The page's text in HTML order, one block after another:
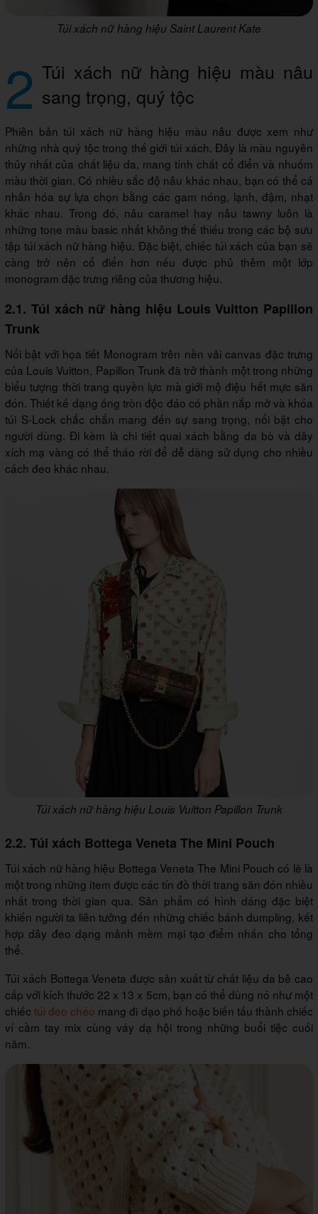
Túi xách nữ hàng hiệu Saint Laurent Kate
2 Túi xách nữ hàng hiệu màu nâu
sang trọng, quý tộc
Phiên bản túi xách nữ hàng hiệu màu nâu được xem như
những nhà quý tộc trong thế giới túi xách. Đây là màu nguyên
thủy nhất của chất liệu da, mang tính chất cổ điển và nhuốm
màu thời gian. Có nhiều sắc độ nâu khác nhau, bạn có thể cá
nhân hóa sự lựa chọn bằng các gam nóng, lạnh, đậm, nhạt
khác nhau. Trong đó, nâu caramel hay nâu tawny luôn là
những tone màu basic nhất không thể thiếu trong các bộ sưu
tập túi xách nữ hàng hiệu. Đặc biệt, chiếc túi xách của bạn sẽ
càng trở nên cổ điển hơn nếu được phủ thêm một lớp
monogram đặc trưng riêng của thương hiệu.
2.1. Túi xách nữ hàng hiệu Louis Vuitton Papillon
Trunk
Nổi bật với họa tiết Monogram trên nền vải canvas đặc trưng
của Louis Vuitton, Papillon Trunk đã trở thành một trong những
biểu tượng thời trang quyền lực mà giới mộ điệu hết mực săn
đón. Thiết kế dạng ống tròn độc đáo có phần nắp mở và khóa
túi S-Lock chắc chắn mang đến sự sang trọng, nổi bật cho
người dùng. Đi kèm là chi tiết quai xách bằng da bò và dây
xích mạ vàng có thể tháo rời để dễ dàng sử dụng cho nhiều
cách đeo khác nhau.
Túi xách nữ hàng hiệu Louis Vuitton Papillon Trunk
2.2. Túi xách Bottega Veneta The Mini Pouch
Túi xách nữ hàng hiệu Bottega Veneta The Mini Pouch có lẽ là
một trong những item được các tín đồ thời trang săn đón nhiều
nhất trong thời gian qua. Sản phẩm có hình dáng đặc biệt
khiến người ta liên tưởng đến những chiếc bánh dumpling, kết
hợp dây đeo dạng mảnh mềm mại tạo điểm nhấn cho tổng
thể.
Túi xách Bottega Veneta được sản xuất từ chất liệu da bê cao
cấp với kích thước 22 x 13 x 5cm, bạn có thể dùng nó như một
chiếctúi đeo chéo mang đi dạo phố hoặc biến tấu thành chiếc
ví cầm tay mix cùng váy dạ hội trong những buổi tiệc cuối
năm.